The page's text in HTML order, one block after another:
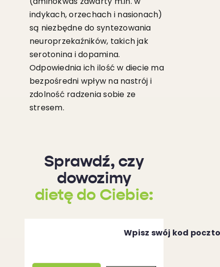
indykach, orzechach i nasionach)
są niezbędne do syntezowania
neuroprzekaźników, takich jak
serotonina i dopamina.
Odpowiednia ich ilość w diecie ma
bezpośredni wpływ na nastrój i
zdolność radzenia sobie ze
stresem.
Sprawdź, czy
dowozimy
dietę do Ciebie:
Wpisz swój kod